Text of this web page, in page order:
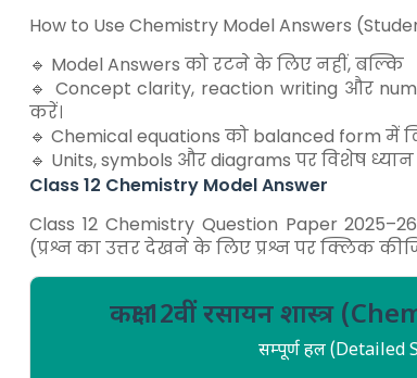
How to Use Chemistry Model Answers
🔹 Model Answers को रटने के लिए नहीं, बल्कि
🔹 Concept clarity, reaction writing और
करें।
🔹 Chemical equations को balanced form
🔹 Units, symbols और diagrams पर विशेष ध्यान
Class 12 Chemistry Model Answer
Class 12 Chemistry Question Paper
(प्रश्न का उत्तर देखने के लिए प्रश्न पर क्लिक
कक्षा 12वीं रसायन शास्त्र
सम्पूर्ण हल (Detailed